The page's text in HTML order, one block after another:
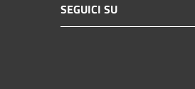
SEGUICI SU